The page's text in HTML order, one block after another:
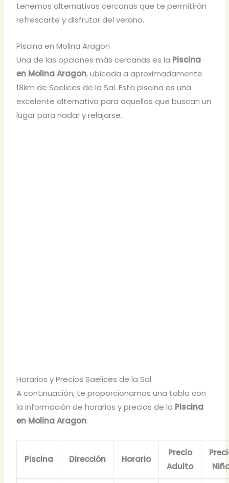
tenemos alternativas cercanas que te permitirán
refrescarte y disfrutar del verano.
Piscina en Molina Aragon
Una de las opciones más cercanas es la Piscina
en Molina Aragon, ubicada a aproximadamente
18km de Saelices de la Sal. Esta piscina es una
excelente alternativa para aquellos que buscan un
lugar para nadar y relajarse.
Horarios y Precios Saelices de la Sal
A continuación, te proporcionamos una tabla con
la información de horarios y precios de la Piscina
en Molina Aragon:
Piscina Dirección Horario
Precio
Adulto